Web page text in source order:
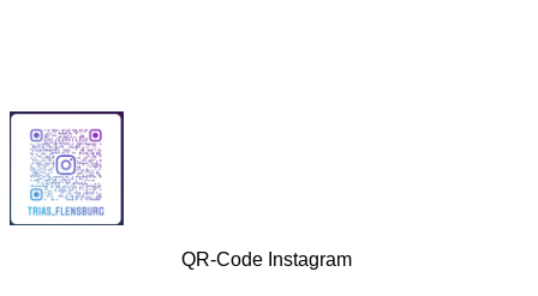
QR-Code Instagram